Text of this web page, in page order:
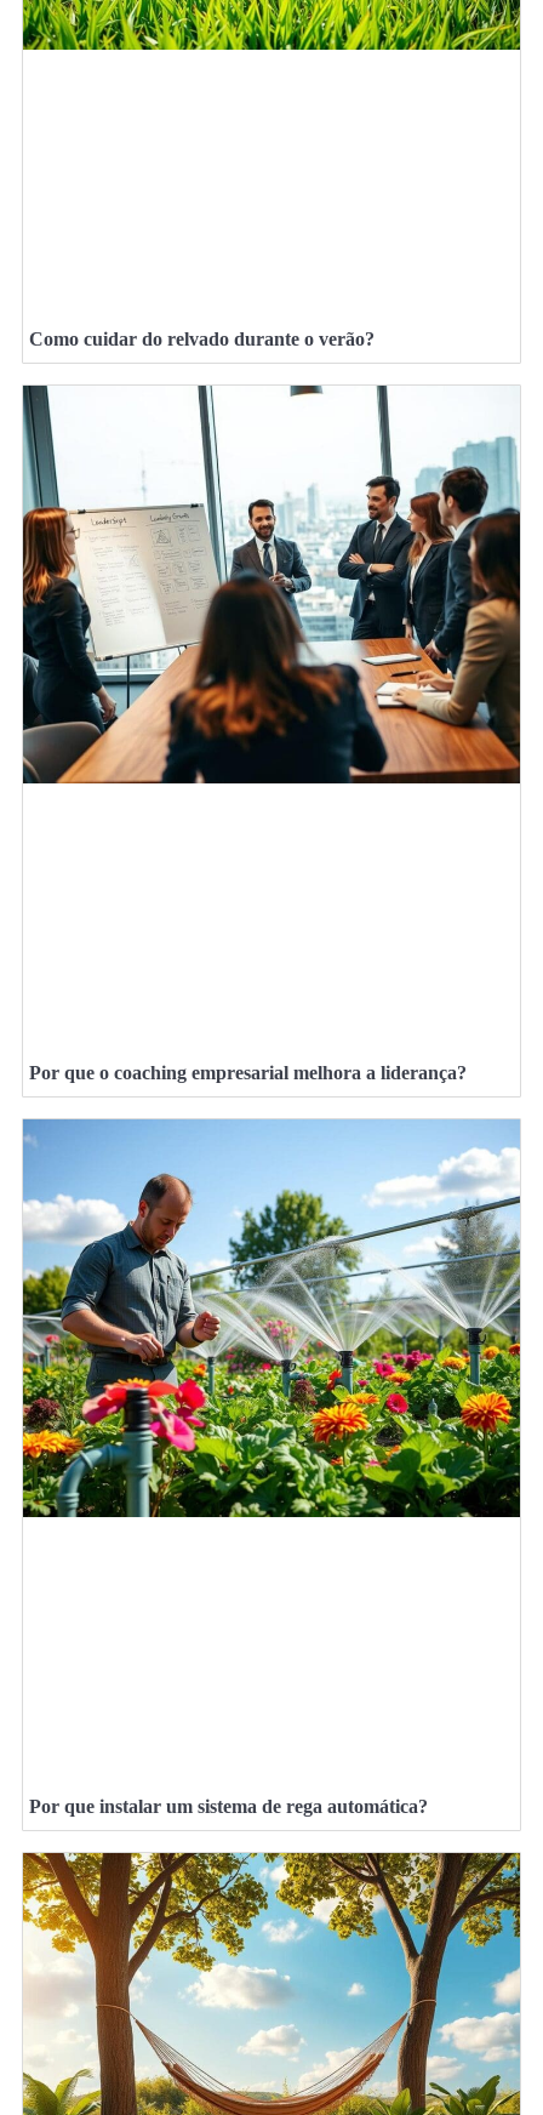
Como cuidar do relvado durante o verão?
Por que o coaching empresarial melhora a liderança?
Por que instalar um sistema de rega automática?